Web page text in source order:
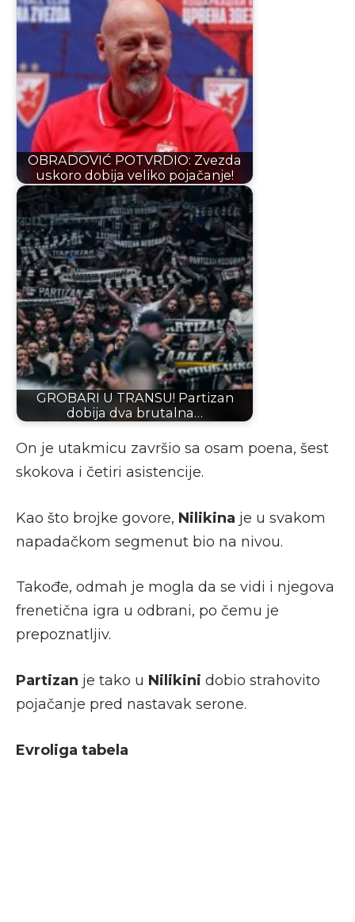
OBRADOVIĆ POTVRDIO: Zvezda
uskoro dobija veliko pojačanje!
GROBARI U TRANSU! Partizan
dobija dva brutalna…
On je utakmicu završio sa osam poena, šest
skokova i četiri asistencije.
Kao što brojke govore, Nilikina je u svakom
napadačkom segmenut bio na nivou.
Takođe, odmah je mogla da se vidi i njegova
frenetična igra u odbrani, po čemu je
prepoznatljiv.
Partizan je tako u Nilikini dobio strahovito
pojačanje pred nastavak serone.
Evroliga tabela